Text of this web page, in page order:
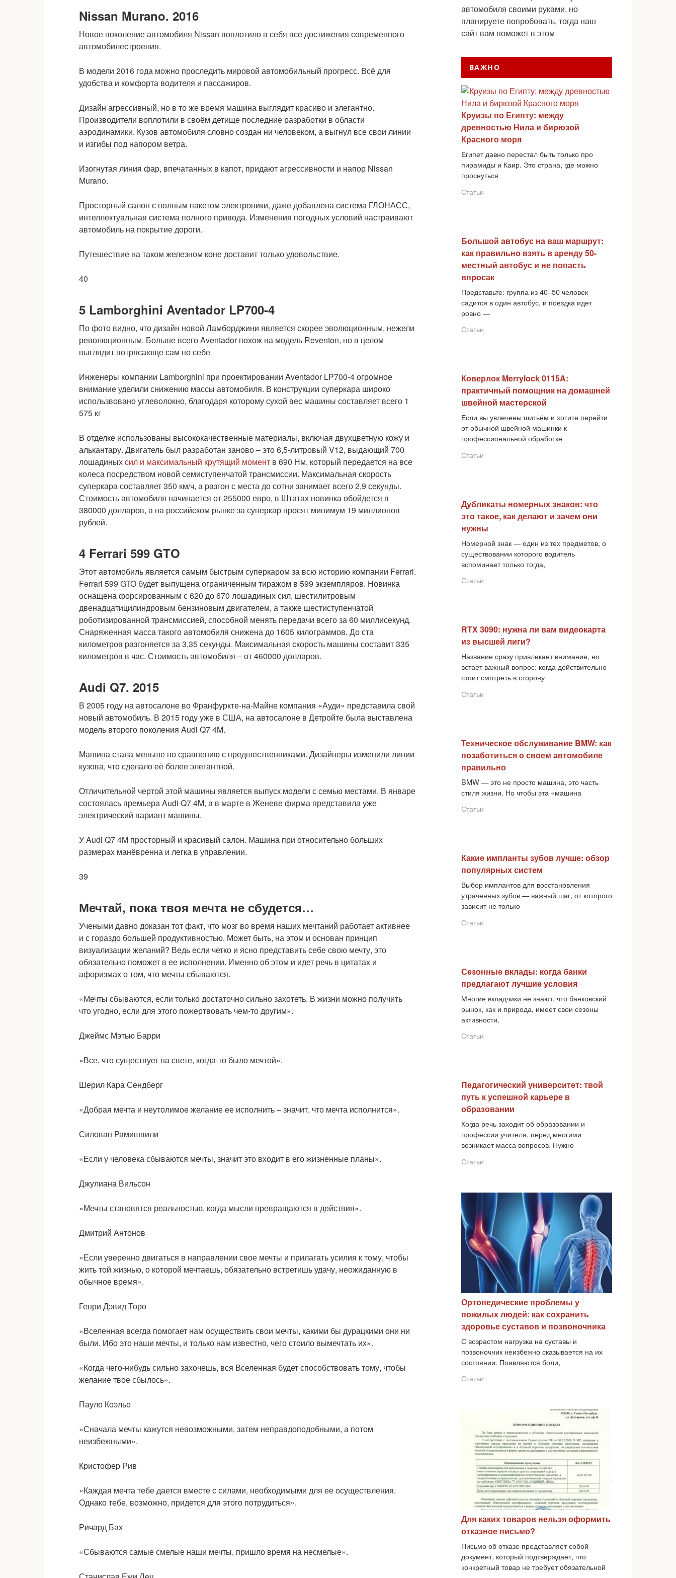
Nissan Murano. 2016
Новое поколение автомобиля Nissan воплотило в себя все достижения современного
автомобилестроения.
В модели 2016 года можно проследить мировой автомобильный прогресс. Всё для
удобства и комфорта водителя и пассажиров.
Дизайн агрессивный, но в то же время машина выглядит красиво и элегантно.
Производители воплотили в своём детище последние разработки в области
аэродинамики. Кузов автомобиля словно создан ни человеком, а выгнул все свои линии
и изгибы под напором ветра.
Изогнутая линия фар, впечатанных в капот, придают агрессивности и напор Nissan
Murano.
Просторный салон с полным пакетом электроники, даже добавлена система ГЛОНАСС,
интеллектуальная система полного привода. Изменения погодных условий настраивают
автомобиль на покрытие дороги.
Путешествие на таком железном коне доставит только удовольствие.
40
5 Lamborghini Aventador LP700-4
По фото видно, что дизайн новой Ламборджини является скорее эволюционным, нежели
революционным. Больше всего Aventador похож на модель Reventon, но в целом
выглядит потрясающе сам по себе
Инженеры компании Lamborghini при проектировании Aventador LP700-4 огромное
внимание уделили снижению массы автомобиля. В конструкции суперкара широко
использвовано углеволокно, благодаря которому сухой вес машины составляет всего 1
575 кг
В отделке использованы высококачественные материалы, включая двухцветную кожу и
алькантару. Двигатель был разработан заново – это 6,5-литровый V12, выдающий 700
лошадиныхсил и максимальный крутящий момент в 690 Нм, который передается на все
колеса посредством новой семиступенчатой трансмиссии. Максимальная скорость
суперкара составляет 350 км/ч, а разгон с места до сотни занимает всего 2,9 секунды.
Стоимость автомобиля начинается от 255000 евро, в Штатах новинка обойдется в
380000 долларов, а на российском рынке за суперкар просят минимум 19 миллионов
рублей.
4 Ferrari 599 GTO
Этот автомобиль является самым быстрым суперкаром за всю историю компании Ferrari.
Ferrari 599 GTO будет выпущена ограниченным тиражом в 599 экземпляров. Новинка
оснащена форсированным с 620 до 670 лошадиных сил, шестилитровым
двенадцатицилиндровым бензиновым двигателем, а также шестиступенчатой
роботизированной трансмиссией, способной менять передачи всего за 60 миллисекунд.
Снаряженная масса такого автомобиля снижена до 1605 килограммов. До ста
километров разгоняется за 3,35 секунды. Максимальная скорость машины составит 335
километров в час. Стоимость автомобиля – от 460000 долларов.
Audi Q7. 2015
В 2005 году на автосалоне во Франфуркте-на-Майне компания «Ауди» представила свой
новый автомобиль. В 2015 году уже в США, на автосалоне в Детройте была выставлена
модель второго поколения Audi Q7 4M.
Машина стала меньше по сравнению с предшественниками. Дизайнеры изменили линии
кузова, что сделало её более элегантной.
Отличительной чертой этой машины является выпуск модели с семью местами. В январе
состоялась премьера Audi Q7 4M, а в марте в Женеве фирма представила уже
электрический вариант машины.
У Audi Q7 4M просторный и красивый салон. Машина при относительно больших
размерах манёвренна и легка в управлении.
39
Мечтай, пока твоя мечта не сбудется…
Учеными давно доказан тот факт, что мозг во время наших мечтаний работает активнее
и с гораздо большей продуктивностью. Может быть, на этом и основан принцип
визуализации желаний? Ведь если четко и ясно представить себе свою мечту, это
обязательно поможет в ее исполнении. Именно об этом и идет речь в цитатах и
афоризмах о том, что мечты сбываются.
«Мечты сбываются, если только достаточно сильно захотеть. В жизни можно получить
что угодно, если для этого пожертвовать чем-то другим».
Джеймс Мэтью Барри
«Все, что существует на свете, когда-то было мечтой».
Шерил Кара Сендберг
«Добрая мечта и неутолимое желание ее исполнить – значит, что мечта исполнится».
Силован Рамишвили
«Если у человека сбываются мечты, значит это входит в его жизненные планы».
Джулиана Вильсон
«Мечты становятся реальностью, когда мысли превращаются в действия».
Дмитрий Антонов
«Если уверенно двигаться в направлении свое мечты и прилагать усилия к тому, чтобы
жить той жизнью, о которой мечтаешь, обязательно встретишь удачу, неожиданную в
обычное время».
Генри Дэвид Торо
«Вселенная всегда помогает нам осуществить свои мечты, какими бы дурацкими они ни
были. Ибо это наши мечты, и только нам известно, чего стоило вымечтать их».
«Когда чего-нибудь сильно захочешь, вся Вселенная будет способствовать тому, чтобы
желание твое сбылось».
Пауло Коэльо
«Сначала мечты кажутся невозможными, затем неправдоподобными, а потом
неизбежными».
Кристофер Рив
«Каждая мечта тебе дается вместе с силами, необходимыми для ее осуществления.
Однако тебе, возможно, придется для этого потрудиться».
Ричард Бах
«Сбываются самые смелые наши мечты, пришло время на несмелые».
автомобиля своими руками, но
планируете попробовать, тогда наш
сайт вам поможет в этом
ВАЖНО
Круизы по Египту: между
древностью Нила и бирюзой
Красного моря
Египет давно перестал быть только про
пирамиды и Каир. Это страна, где можно
проснуться
Статьи
Большой автобус на ваш маршрут:
как правильно взять в аренду 50-
местный автобус и не попасть
впросак
Представьте: группа из 40–50 человек
садится в один автобус, и поездка идет
ровно —
Статьи
Коверлок Merrylock 0115A:
практичный помощник на домашней
швейной мастерской
Если вы увлечены шитьём и хотите перейти
от обычной швейной машинки к
профессиональной обработке
Статьи
Дубликаты номерных знаков: что
это такое, как делают и зачем они
нужны
Номерной знак — один из тех предметов, о
существовании которого водитель
вспоминает только тогда,
Статьи
RTX 3090: нужна ли вам видеокарта
из высшей лиги?
Название сразу привлекает внимание, но
встает важный вопрос: когда действительно
стоит смотреть в сторону
Статьи
Техническое обслуживание BMW: как
позаботиться о своем автомобиле
правильно
BMW — это не просто машина, это часть
стиля жизни. Но чтобы эта «машина
Статьи
Какие импланты зубов лучше: обзор
популярных систем
Выбор имплантов для восстановления
утраченных зубов — важный шаг, от которого
зависит не только
Статьи
Сезонные вклады: когда банки
предлагают лучшие условия
Многие вкладчики не знают, что банковский
рынок, как и природа, имеет свои сезоны
активности.
Статьи
Педагогический университет: твой
путь к успешной карьере в
образовании
Когда речь заходит об образовании и
профессии учителя, перед многими
возникает масса вопросов. Нужно
Статьи
Ортопедические проблемы у
пожилых людей: как сохранить
здоровье суставов и позвоночника
С возрастом нагрузка на суставы и
позвоночник неизбежно сказывается на их
состоянии. Появляются боли,
Статьи
Для каких товаров нельзя оформить
отказное письмо?
Письмо об отказе представляет собой
документ, который подтверждает, что
конкретный товар не требует обязательной